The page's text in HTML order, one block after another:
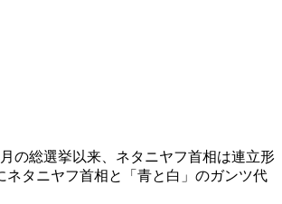
の総選挙以来、ネタニヤフ首相は連立形
ネタニヤフ首相と「青と白」のガンツ代